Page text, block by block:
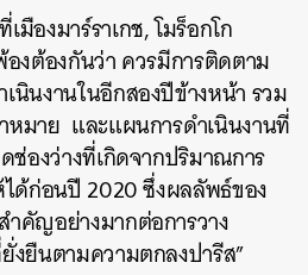
มืองมาร์ราเกช, โมร็อกโก
งต้องกันว่า ควรมีการติดตาม
นินงานในอีกสองปีข้างหน้า รวม
หมาย และแผนการดำเนินงานที่
ช่องว่างที่เกิดจากปริมาณการ
ด้ก่อนปี 2020 ซึ่งผลลัพธ์ของ
คัญอย่างมากต่อการวาง
งยืนตามความตกลงปารีส”